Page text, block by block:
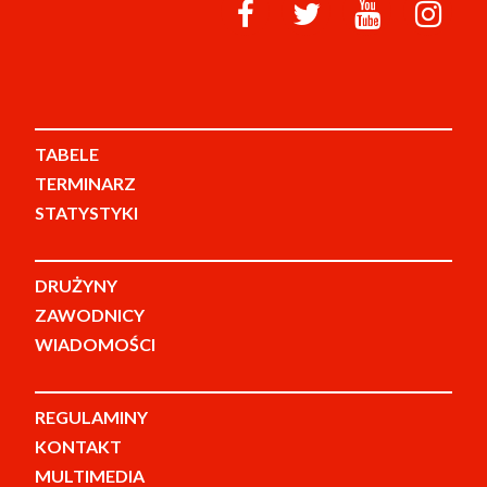
TABELE
TERMINARZ
STATYSTYKI
DRUŻYNY
ZAWODNICY
WIADOMOŚCI
REGULAMINY
KONTAKT
MULTIMEDIA